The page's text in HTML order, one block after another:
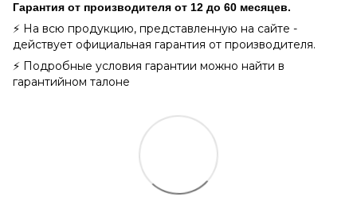
Гарантия от производителя от 12 до 60 месяцев.
⚡ На всю продукцию, представленную на сайте -
действует официальная гарантия от производителя.
⚡ Подробные условия гарантии можно найти в
гарантийном талоне